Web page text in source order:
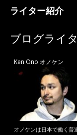
ライター紹介
ブログライ
Ken Ono オノケン
オノケンは日本で働く普